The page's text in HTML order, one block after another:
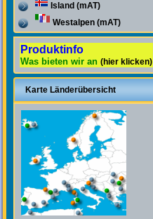
Island (mAT)
Westalpen (mAT)
Produktinfo
Was bieten wir an(hier klicken)
Karte Länderübersicht